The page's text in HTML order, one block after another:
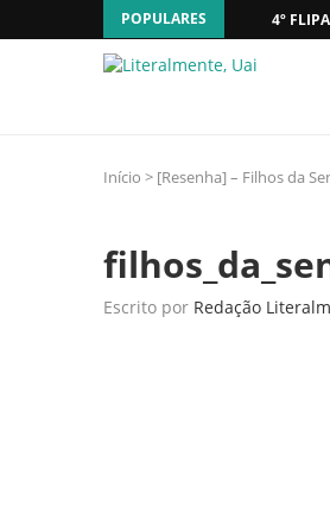
POPULARES 4º
Início > [Resenha] – Filhos da
Escrito por Redação